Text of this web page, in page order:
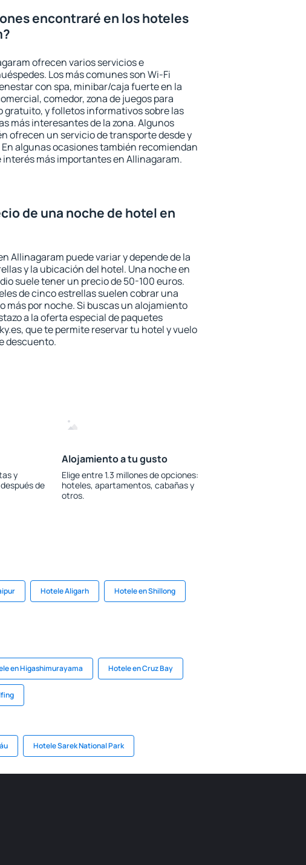
encontraré en los hoteles
ofrecen varios servicios e
Los más comunes son Wi-Fi
con spa, minibar/caja fuerte en la
comedor, zona de juegos para
gratuito, y folletos informativos sobre las
más interesantes de la zona. Algunos
ofrecen un servicio de transporte desde y
algunas ocasiones también recomiendan
interés más importantes en Allinagaram.
de una noche de hotel en
Allinagaram puede variar y depende de la
y la ubicación del hotel. Una noche en
suele tener un precio de 50-100 euros.
de cinco estrellas suelen cobrar una
más por noche. Si buscas un alojamiento
a la oferta especial de paquetes
que te permite reservar tu hotel y vuelo
descuento.
y
de
Alojamiento a tu gusto
Elige entre 1.3 millones de opciones:
hoteles, apartamentos, cabañas y
otros.
Hotele Aligarh Hotele en Shillong
en Higashimurayama Hotele en Cruz Bay
Hotele Sarek National Park